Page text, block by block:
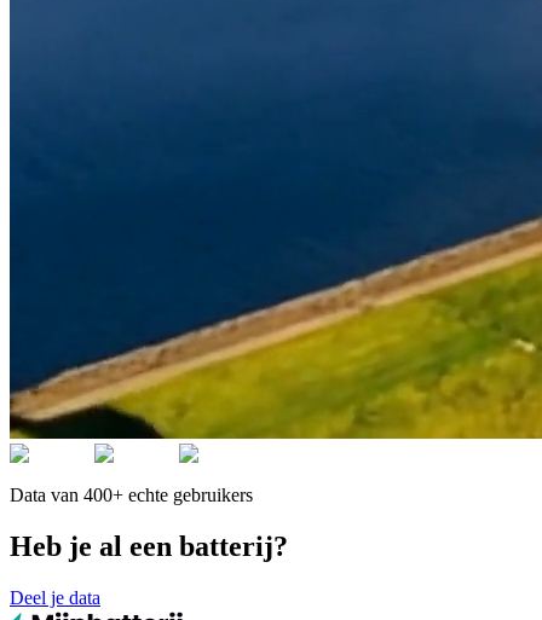
Data van 400+ echte gebruikers
Heb je al een batterij?
Deel je data